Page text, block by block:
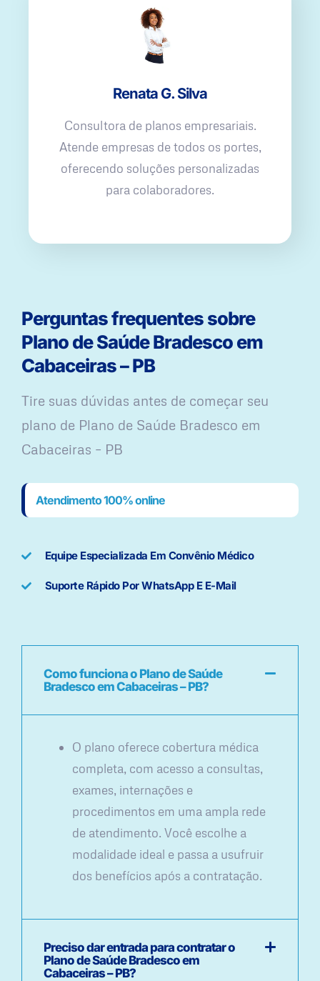
Renata G. Silva
Consultora de planos empresariais.
Atende empresas de todos os portes,
oferecendo soluções personalizadas
para colaboradores.
Perguntas frequentes sobre
Plano de Saúde Bradesco em
Cabaceiras – PB
Tire suas dúvidas antes de começar seu
plano ​de Plano de Saúde Bradesco em
Cabaceiras – PB
Atendimento 100% online
Equipe Especializada Em Convênio Médico
Suporte Rápido Por WhatsApp E E-Mail
Como funciona o Plano de Saúde
Bradesco em Cabaceiras – PB?
O plano oferece cobertura médica
completa, com acesso a consultas,
exames, internações e
procedimentos em uma ampla rede
de atendimento. Você escolhe a
modalidade ideal e passa a usufruir
dos benefícios após a contratação.
Preciso dar entrada para contratar o
Plano de Saúde Bradesco em
Cabaceiras – PB?